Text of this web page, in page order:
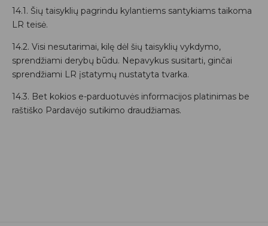
14.1. Šių taisyklių pagrindu kylantiems santykiams taikoma
LR teisė.
14.2. Visi nesutarimai, kilę dėl šių taisyklių vykdymo,
sprendžiami derybų būdu. Nepavykus susitarti, ginčai
sprendžiami LR įstatymų nustatyta tvarka.
14.3. Bet kokios e-parduotuvės informacijos platinimas be
raštiško Pardavėjo sutikimo draudžiamas.